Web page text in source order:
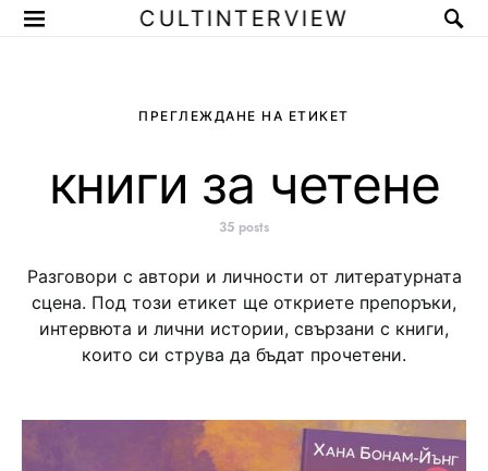
CULTINTERVIEW
ПРЕГЛЕЖДАНЕ НА ЕТИКЕТ
книги за четене
35 posts
Разговори с автори и личности от литературната
сцена. Под този етикет ще откриете препоръки,
интервюта и лични истории, свързани с книги,
които си струва да бъдат прочетени.